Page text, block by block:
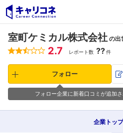
室町ケミカル株式会社 の出
2.7 レポート数 ??件
フォロー
フォロー企業に新着口コミが追加
企業 トップ